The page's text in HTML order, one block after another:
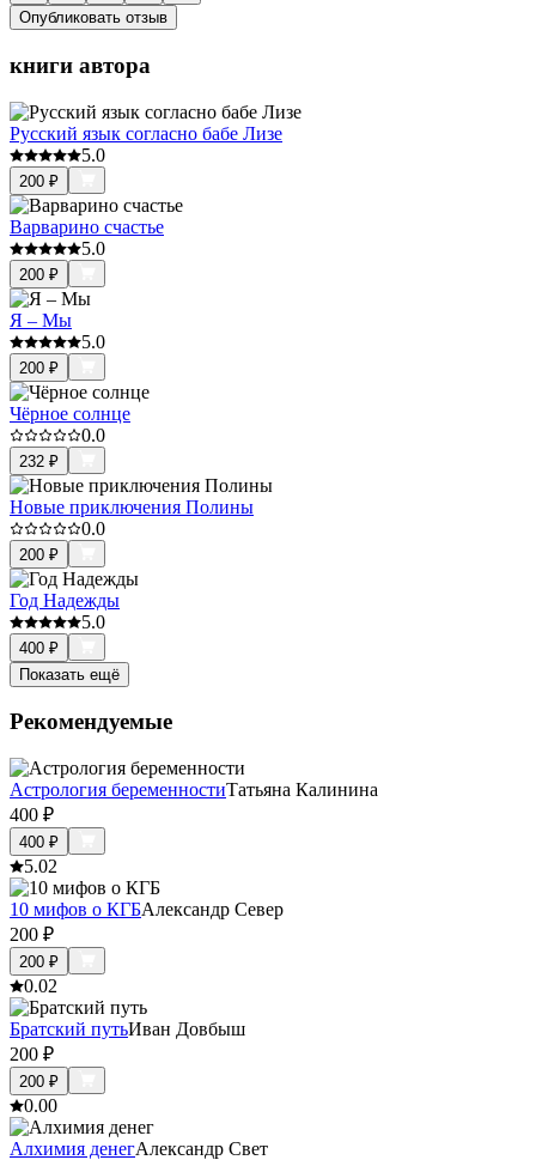
Опубликовать отзыв
книги автора
Русский язык согласно бабе Лизе
5.0
200 ₽
Варварино счастье
5.0
200 ₽
Я – Мы
5.0
200 ₽
Чёрное солнце
0.0
232 ₽
Новые приключения Полины
0.0
200 ₽
Год Надежды
5.0
400 ₽
Показать ещё
Рекомендуемые
Астрология беременностиТатьяна Калинина
400 ₽
400 ₽
5.02
10 мифов о КГБАлександр Север
200 ₽
200 ₽
0.02
Братский путьИван Довбыш
200 ₽
200 ₽
0.00
Алхимия денегАлександр Свет